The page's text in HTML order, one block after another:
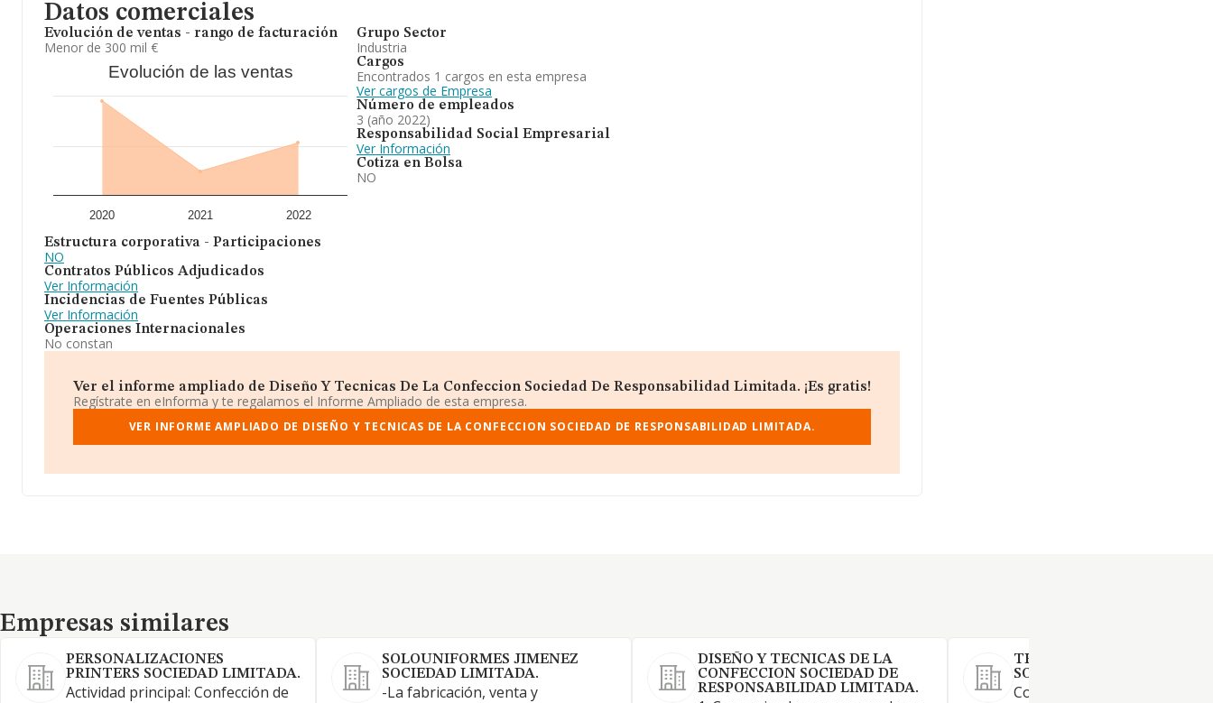
Datos comerciales
Evolución de ventas - rango de facturación
Menor de 300 mil €
Evolución de las ventas
2020 2021 2022
Estructura corporativa - Participaciones
NO
Contratos Públicos Adjudicados
Ver Información
Incidencias de Fuentes Públicas
Ver Información
Operaciones Internacionales
No constan
Grupo Sector
Industria
Cargos
Encontrados 1 cargos en esta empresa
Ver cargos de Empresa
Número de empleados
3 (año 2022)
Responsabilidad Social Empresarial
Ver Información
Cotiza en Bolsa
NO
Ver el informe ampliado de Diseño Y Tecnicas De La Confeccion Sociedad De Responsabilidad Limitada. ¡Es gratis!
Regístrate en eInforma y te regalamos el Informe Ampliado de esta empresa.
VER INFORME AMPLIADO DE DISEÑO Y TECNICAS DE LA CONFECCION SOCIEDAD DE RESPONSABILIDAD LIMITADA.
Empresas similares
Empresas similares
PERSONALIZACIONES
PRINTERS SOCIEDAD LIMITADA.
Actividad principal: Confección de
SOLOUNIFORMES JIMENEZ
SOCIEDAD LIMITADA.
-La fabricación, venta y
DISEÑO Y TECNICAS DE LA
CONFECCION SOCIEDAD DE
RESPONSABILIDAD LIMITADA.
THE GREEN FACTORY
SOCIEDAD LIMITADA.
Confección de ropa de